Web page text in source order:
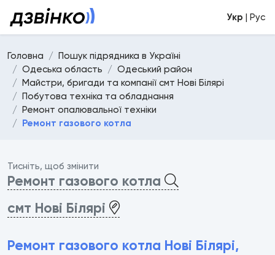
Укр | Рус
Головна
Пошук підрядника в Україні
Одеська область
Одеський район
Майстри, бригади та компанії смт Нові Білярі
Побутова техніка та обладнання
Ремонт опалювальної техніки
Ремонт газового котла
Тисніть, щоб змінити
Ремонт газового котла
смт Нові Білярі
Ремонт газового котла Нові Білярі,